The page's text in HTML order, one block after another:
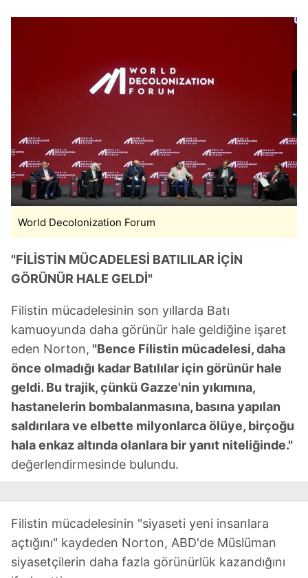
World Decolonization Forum
"FİLİSTİN MÜCADELESİ BATILILAR İÇİN
GÖRÜNÜR HALE GELDİ"
Filistin mücadelesinin son yıllarda Batı
kamuoyunda daha görünür hale geldiğine işaret
eden Norton, "Bence Filistin mücadelesi, daha
önce olmadığı kadar Batılılar için görünür hale
geldi. Bu trajik, çünkü Gazze'nin yıkımına,
hastanelerin bombalanmasına, basına yapılan
saldırılara ve elbette milyonlarca ölüye, birçoğu
hala enkaz altında olanlara bir yanıt niteliğinde."
değerlendirmesinde bulundu.
Filistin mücadelesinin "siyaseti yeni insanlara
açtığını" kaydeden Norton, ABD'de Müslüman
siyasetçilerin daha fazla görünürlük kazandığını